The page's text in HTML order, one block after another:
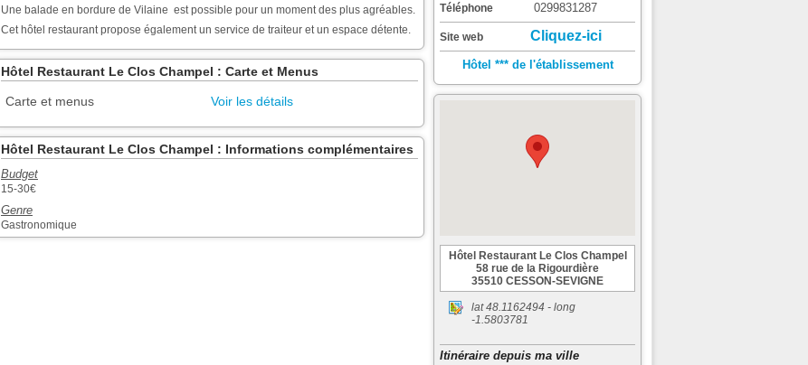
Une balade en bordure de Vilaine est possible pour un moment des plus agréables.
Cet hôtel restaurant propose également un service de traiteur et un espace détente.
Hôtel Restaurant Le Clos Champel : Carte et Menus
Carte et menus Voir les détails
Hôtel Restaurant Le Clos Champel : Informations complémentaires
Budget
15-30€
Genre
Gastronomique
Téléphone 0299831287
Site web Cliquez-ici
Hôtel *** de l'établissement
Hôtel Restaurant Le Clos Champel
58 rue de la Rigourdière
35510 CESSON-SEVIGNE
lat48.1162494 - long
-1.5803781
Itinéraire depuis ma ville